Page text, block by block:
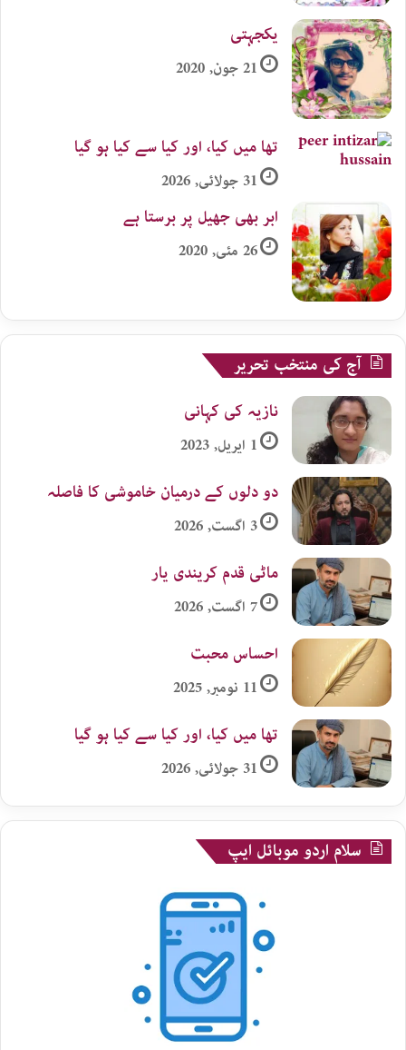
یکجہتی
21 جون, 2020
تھا میں کیا، اور کیا سے کیا ہو گیا
31 جولائی, 2026
ابر بھی جھیل پر برستا ہے
26 مئی, 2020
آج کی منتخب تحریر
نازیہ کی کہانی
1 اپریل, 2023
دو دلوں کے درمیان خاموشی کا فاصلہ
3 اگست, 2026
ماٹی قدم کریندی یار
7 اگست, 2026
احساس محبت
11 نومبر, 2025
تھا میں کیا، اور کیا سے کیا ہو گیا
31 جولائی, 2026
سلام اردو موبائل ایپ